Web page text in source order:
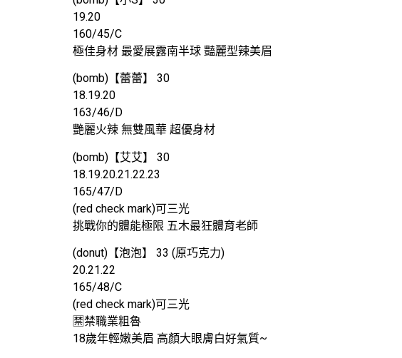
19.20
160/45/C
極佳身材 最愛展露南半球 豔麗型辣美眉
(bomb)【蕾蕾】 30
18.19.20
163/46/D
艷麗火辣 無雙風華 超優身材
(bomb)【艾艾】 30
18.19.20.21.22.23
165/47/D
(red check mark)可三光
挑戰你的體能極限 五木最狂體育老師
(donut)【泡泡】 33 (原巧克力)
20.21.22
165/48/C
(red check mark)可三光
🈲️禁職業粗魯
18歲年輕嫩美眉 高顏大眼膚白好氣質~